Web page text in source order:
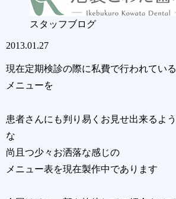
スタッフブログ
2013.01.27
現在定期検診の際に私費で行われている
メニューを
患者さんにも判り易くお見せ出来るよう
な
尚且つ少々お洒落な感じの
メニュー表を現在製作中であります